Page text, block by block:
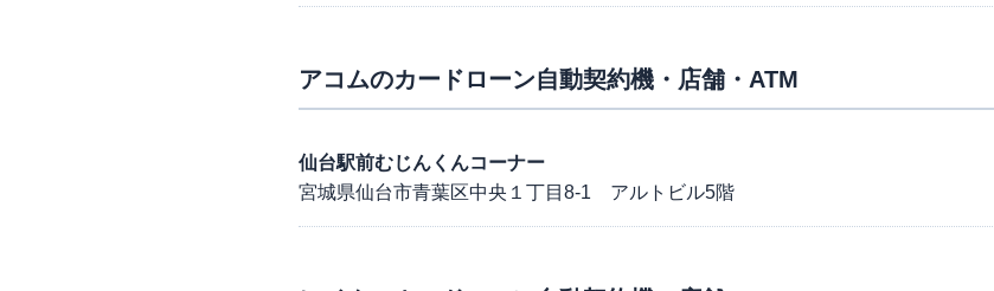
アコムのカードローン自動契約機・店舗・ATM
仙台駅前むじんくんコーナー
宮城県仙台市青葉区中央１丁目8-1 アルトビル5階